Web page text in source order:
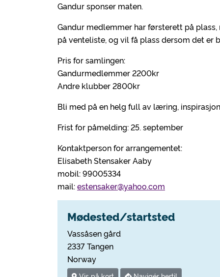
Gandur sponser maten.
Gandur medlemmer har førsterett på
på venteliste, og vil få plass dersom det er
Pris for samlingen:
Gandurmedlemmer 2200kr
Andre klubber 2800kr
Bli med på en helg full av læring,
Frist for påmelding: 25. september
Kontaktperson for arrangementet:
Elisabeth Stensaker Aaby
mobil: 99005334
mail:estensaker@yahoo.com
Mødested/startsted
Vassåsen gård
2337 Tangen
Norway